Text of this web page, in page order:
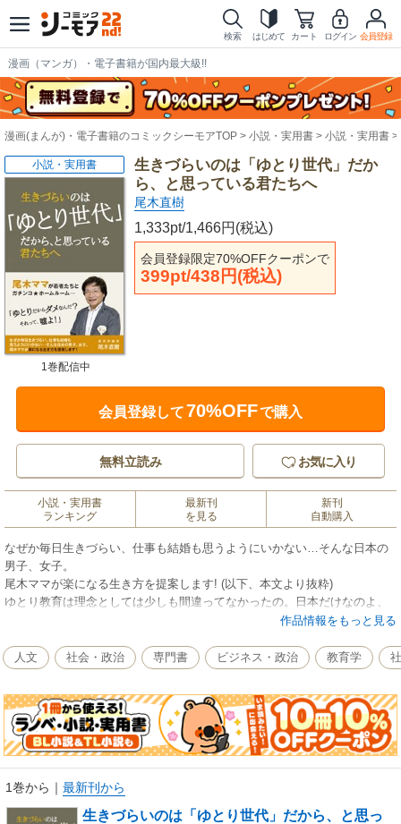
検索 はじめて カート ログイン 会員登録
漫画（マンガ）・電子書籍が国内最大級!!
漫画(まんが)・電子書籍のコミックシーモアTOP 小説・実用書 小説・実用書
生きづらいのは「ゆとり世代」だか
ら、と思っている君たちへ
尾木直樹
1,333pt/1,466円(税込)
会員登録限定70%OFFクーポンで
399pt/438円(税込)
小説・実用書
1巻配信中
会員登録して70%OFFで購入
無料立読み お気に入り
小説・実用書
ランキング
最新刊
を見る
新刊
自動購入
なぜか毎日生きづらい、仕事も結婚も思うようにいかない…そんな日本の
男子、女子。
尾木ママが楽になる生き方を提案します! (以下、本文より抜粋)
ゆとり教育は理念としては少しも間違ってなかったの。日本だけなのよ、
「脱ゆとり」で揺り戻しになっているような国は。「ゆとり=悪いこと」で
今、老いも若きも、小さな人間関係で大きくつまずいてしまっているんで
す。こうしたことは、中学校から高校に入学するころくらいまでに対処法
を体得しておくべき話。そのための学校であり、そこにはクラスがあっ
て、部活があって、学校行事があるはずなんだけど、本当に今の日本の教
育っておかしなことになっていると思います。
理想というのは、つまり、現実を変えたいという意思のあらわれ。それが
を笑う人なんていないし、「現実を見ていないよね」と馬鹿にするお友達
のほうがよほどかわいそうなんです。
作品情報をもっと見る
人文 社会・政治 専門書 ビジネス・政治 教育学
1巻から ｜ 最新刊から
生きづらいのは「ゆとり世代」だから、と思っ